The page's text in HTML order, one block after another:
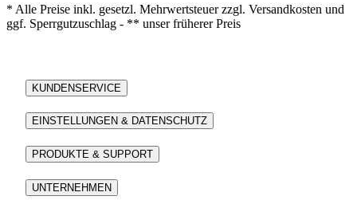
* Alle Preise inkl. gesetzl. Mehrwertsteuer zzgl. Versandkosten und
ggf. Sperrgutzuschlag - ** unser früherer Preis
KUNDENSERVICE
EINSTELLUNGEN & DATENSCHUTZ
PRODUKTE & SUPPORT
UNTERNEHMEN